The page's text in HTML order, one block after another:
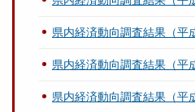
県内経済動向調査結果（平
県内経済動向調査結果（平
県内経済動向調査結果（平